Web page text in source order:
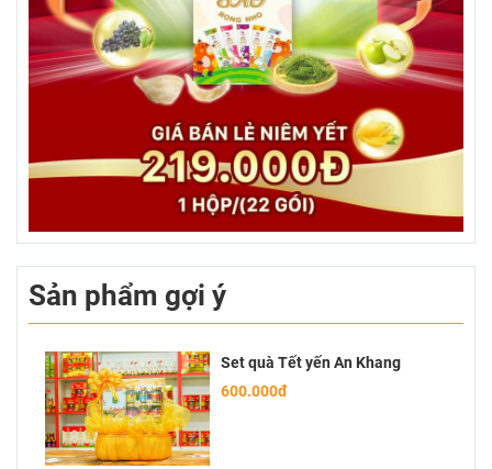
Sản phẩm gợi ý
Set quà Tết yến An Khang
600.000đ